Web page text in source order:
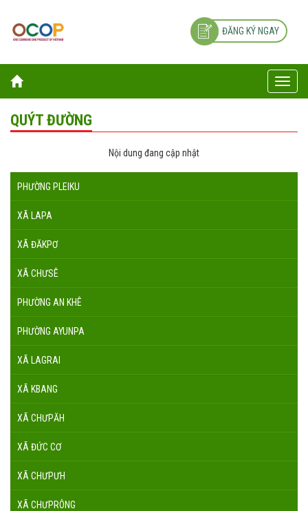
ĐĂNG KÝ NGAY
Toggle
QUÝT ĐƯỜNG
Nội dung đang cập nhật
PHƯỜNG PLEIKU
XÃ LAPA
XÃ ĐĂKPƠ
XÃ CHƯSÊ
PHƯỜNG AN KHÊ
PHƯỜNG AYUNPA
XÃ LAGRAI
XÃ KBANG
XÃ CHƯPĂH
XÃ ĐỨC CƠ
XÃ CHƯPƯH
XÃ CHƯPRÔNG